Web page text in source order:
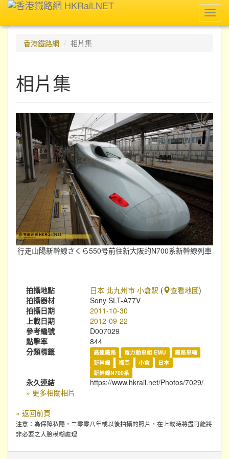
香港鐵路網
相片集
相片集
行走山陽新幹線さくら550号前往新大阪的N700系新幹線列車
拍攝地點 日本 北九州市 小倉駅 ( 查看地圖)
拍攝器材
Sony SLT-A77V
拍攝日期
2011-10-30
上載日期
2012-09-22
參考編號
D007029
點擊率
844
分類標籤
高速鐵路 電力動車組 EMU
鐵路車輛
新幹線
福岡 小倉
日本
新幹線N700系
永久連結
https://www.hkrail.net/Photos/7029/
» 更多相關相片
« 返回前頁
注意：為保障私隱，二零零八年或以後拍攝的照片，在上載時將盡可能將
非必要之人臉模糊處理